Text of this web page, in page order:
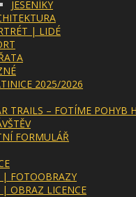
JESENÍKY
| LIDÉ
2025/2026
TRAILS – FOTÍME POHYB
FORMULÁŘ
FOTOOBRAZY
OBRAZ LICENCE